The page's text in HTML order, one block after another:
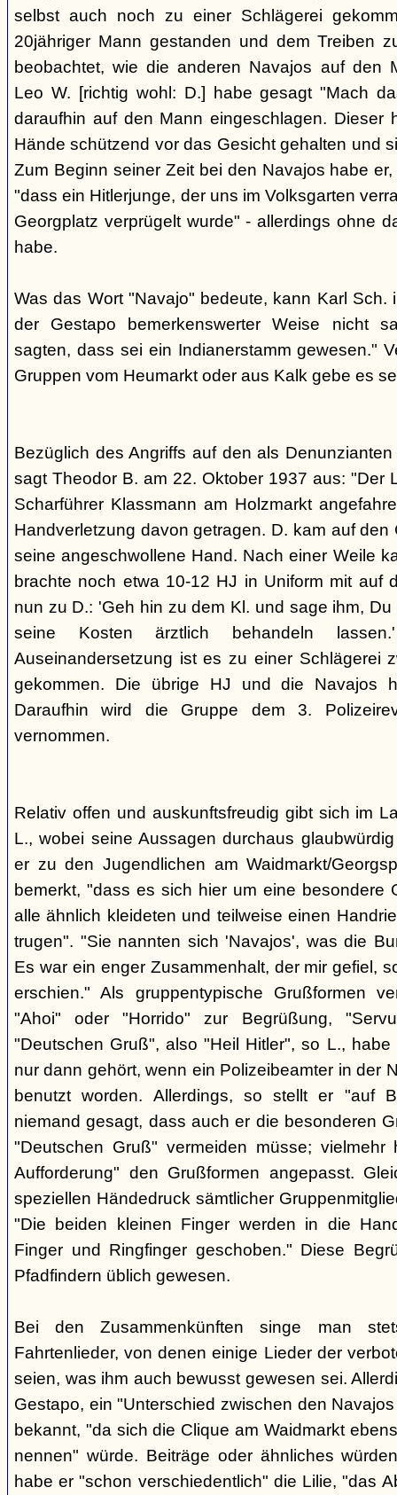
selbst auch noch zu einer Schlägerei
20jähriger Mann gestanden und dem Treiben
beobachtet, wie die anderen Navajos auf den
Leo W. [richtig wohl: D.] habe gesagt "Mach
daraufhin auf den Mann eingeschlagen. Dieser
Hände schützend vor das Gesicht gehalten und
Zum Beginn seiner Zeit bei den Navajos habe
"dass ein Hitlerjunge, der uns im Volksgarten
Georgplatz verprügelt wurde" - allerdings ohne
habe.
Was das Wort "Navajo" bedeute, kann Karl Sch.
der Gestapo bemerkenswerter Weise nicht
sagten, dass sei ein Indianerstamm gewesen."
Gruppen vom Heumarkt oder aus Kalk gebe es
Bezüglich des Angriffs auf den als
sagt Theodor B. am 22. Oktober 1937 aus: "Der
Scharführer Klassmann am Holzmarkt
Handverletzung davon getragen. D. kam auf den
seine angeschwollene Hand. Nach einer Weile
brachte noch etwa 10-12 HJ in Uniform mit auf
nun zu D.: 'Geh hin zu dem Kl. und sage ihm,
seine Kosten ärztlich behandeln
Auseinandersetzung ist es zu einer Schlägerei
gekommen. Die übrige HJ und die Navajos
Daraufhin wird die Gruppe dem 3.
vernommen.
Relativ offen und auskunftsfreudig gibt sich im
L., wobei seine Aussagen durchaus
er zu den Jugendlichen am Waidmarkt/
bemerkt, "dass es sich hier um eine besondere
alle ähnlich kleideten und teilweise einen
trugen". "Sie nannten sich 'Navajos', was die
Es war ein enger Zusammenhalt, der mir gefiel,
erschien." Als gruppentypische Grußformen
"Ahoi" oder "Horrido" zur Begrüßung,
"Deutschen Gruß", also "Heil Hitler", so L.,
nur dann gehört, wenn ein Polizeibeamter in der
benutzt worden. Allerdings, so stellt er "auf
niemand gesagt, dass auch er die besonderen
"Deutschen Gruß" vermeiden müsse;
Aufforderung" den Grußformen angepasst.
speziellen Händedruck sämtlicher
"Die beiden kleinen Finger werden in die
Finger und Ringfinger geschoben." Diese
Pfadfindern üblich gewesen.
Bei den Zusammenkünften singe man
Fahrtenlieder, von denen einige Lieder der
seien, was ihm auch bewusst gewesen sei.
Gestapo, ein "Unterschied zwischen den
bekannt, "da sich die Clique am Waidmarkt
nennen" würde. Beiträge oder ähnliches
habe er "schon verschiedentlich" die Lilie, "das